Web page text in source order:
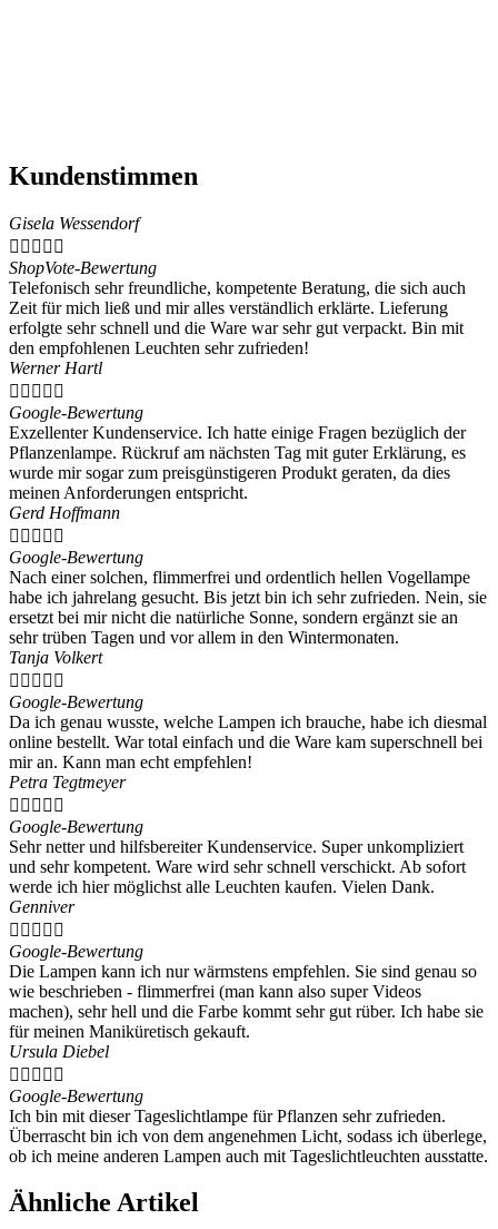
Kundenstimmen
Gisela Wessendorf
    
ShopVote-Bewertung
Telefonisch sehr freundliche, kompetente Beratung, die sich auch
Zeit für mich ließ und mir alles verständlich erklärte. Lieferung
erfolgte sehr schnell und die Ware war sehr gut verpackt. Bin mit
den empfohlenen Leuchten sehr zufrieden!
Werner Hartl
    
Google-Bewertung
Exzellenter Kundenservice. Ich hatte einige Fragen bezüglich der
Pflanzenlampe. Rückruf am nächsten Tag mit guter Erklärung, es
wurde mir sogar zum preisgünstigeren Produkt geraten, da dies
meinen Anforderungen entspricht.
Gerd Hoffmann
    
Google-Bewertung
Nach einer solchen, flimmerfrei und ordentlich hellen Vogellampe
habe ich jahrelang gesucht. Bis jetzt bin ich sehr zufrieden. Nein, sie
ersetzt bei mir nicht die natürliche Sonne, sondern ergänzt sie an
sehr trüben Tagen und vor allem in den Wintermonaten.
Tanja Volkert
    
Google-Bewertung
Da ich genau wusste, welche Lampen ich brauche, habe ich diesmal
online bestellt. War total einfach und die Ware kam superschnell bei
mir an. Kann man echt empfehlen!
Petra Tegtmeyer
    
Google-Bewertung
Sehr netter und hilfsbereiter Kundenservice. Super unkompliziert
und sehr kompetent. Ware wird sehr schnell verschickt. Ab sofort
werde ich hier möglichst alle Leuchten kaufen. Vielen Dank.
Genniver
    
Google-Bewertung
Die Lampen kann ich nur wärmstens empfehlen. Sie sind genau so
wie beschrieben - flimmerfrei (man kann also super Videos
machen), sehr hell und die Farbe kommt sehr gut rüber. Ich habe sie
für meinen Maniküretisch gekauft.
Ursula Diebel
    
Google-Bewertung
Ich bin mit dieser Tageslichtlampe für Pflanzen sehr zufrieden.
Überrascht bin ich von dem angenehmen Licht, sodass ich überlege,
ob ich meine anderen Lampen auch mit Tageslichtleuchten ausstatte.
Ähnliche Artikel